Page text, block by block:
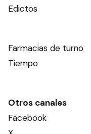
Edictos
Farmacias de turno
Tiempo
Otros canales
Facebook